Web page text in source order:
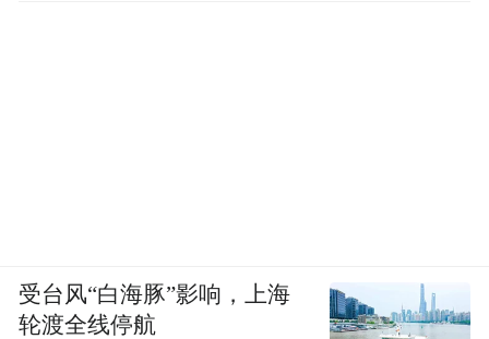
受台风“白海豚”影响，上海
轮渡全线停航